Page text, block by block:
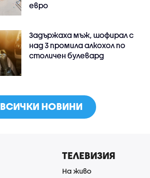
евро
Задържаха мъж, шофирал с
над 3 промила алкохол по
столичен булевард
ВСИЧКИ НОВИНИ
ТЕЛЕВИЗИЯ
На живо